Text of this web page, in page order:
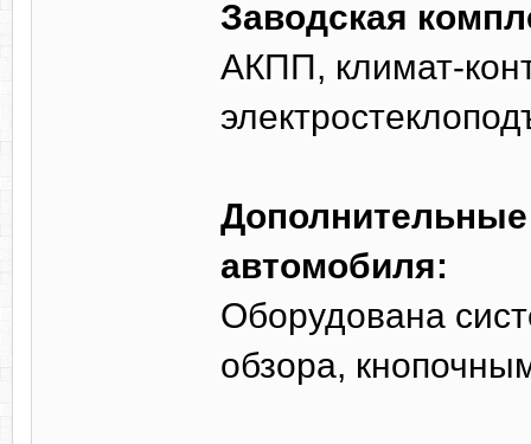
Заводская
АКПП, климат-
автомобиля:
Оборудована
обзора,